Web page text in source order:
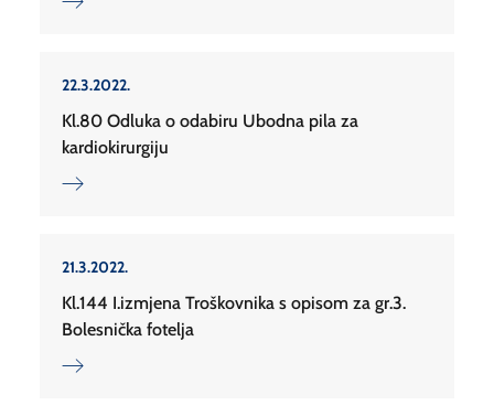
22.3.2022.
Kl.80 Odluka o odabiru Ubodna pila za
kardiokirurgiju
21.3.2022.
Kl.144 I.izmjena Troškovnika s opisom za gr.3.
Bolesnička fotelja